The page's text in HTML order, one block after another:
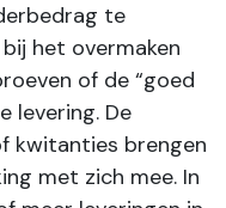
te
het overmaken
of de “goed
levering. De
kwitanties brengen
met zich mee. In